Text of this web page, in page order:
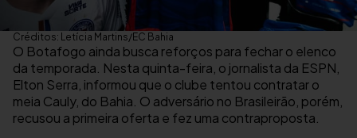
Créditos: Letícia Martins/EC Bahia
O Botafogo ainda busca reforços para fechar o elenco
da temporada. Nesta quinta-feira, o jornalista da ESPN,
Elton Serra, informou que o clube tentou contratar o
meia Cauly, do Bahia. O adversário no Brasileirão, porém,
recusou a primeira oferta e fez uma contraproposta.